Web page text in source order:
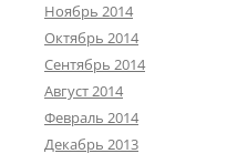
Ноябрь 2014
Октябрь 2014
Сентябрь 2014
Август 2014
Февраль 2014
Декабрь 2013